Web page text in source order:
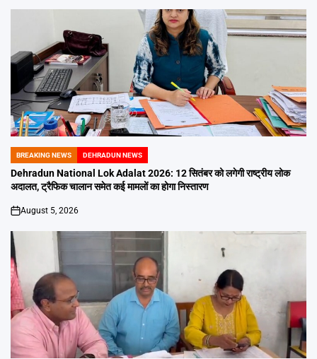
POSTED
IN
BREAKING NEWS DEHRADUN NEWS
Dehradun National Lok Adalat 2026: 12 सितंबर को लगेगी राष्ट्रीय लोक
अदालत, ट्रैफिक चालान समेत कई मामलों का होगा निस्तारण
on
August 5, 2026